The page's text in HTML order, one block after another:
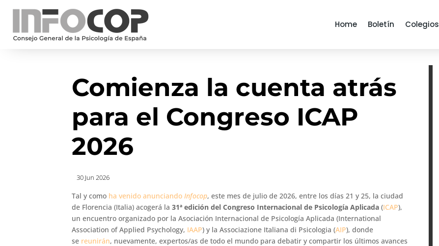
Home Boletín Colegios
Comienza la cuenta atrás
para el Congreso ICAP
2026
30 Jun 2026
Tal y como ha venido anunciando Infocop, este mes de julio de 2026, entre los días 21 y 25, la ciudad
de Florencia (Italia) acogerá la31ª edición del Congreso Internacional de Psicología Aplicada (ICAP),
un encuentro organizado por la Asociación Internacional de Psicología Aplicada (International
Association of Applied Psychology, IAAP) y la Associazione Italiana di Psicologia (AIP), donde
se reunirán, nuevamente, expertos/as de todo el mundo para debatir y compartir los últimos avances